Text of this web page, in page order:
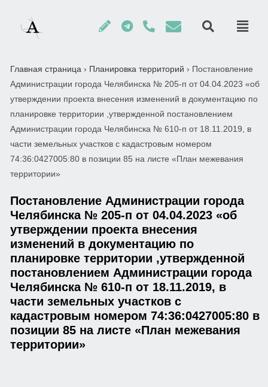
Главная страница › Планировка территорий › Постановление
Администрации города Челябинска № 205-п от 04.04.2023 «об
утверждении проекта внесения изменений в документацию по
планировке территории ,утвержденной постановлением
Администрации города Челябинска № 610-п от 18.11.2019, в
части земельных участков с кадастровым номером
74:36:0427005:80 в позиции 85 на листе «План межевания
территории»
Постановление Администрации города
Челябинска № 205-п от 04.04.2023 «об
утверждении проекта внесения
изменений в документацию по
планировке территории ,утвержденной
постановлением Администрации города
Челябинска № 610-п от 18.11.2019, в
части земельных участков с
кадастровым номером 74:36:0427005:80 в
позиции 85 на листе «План межевания
территории»